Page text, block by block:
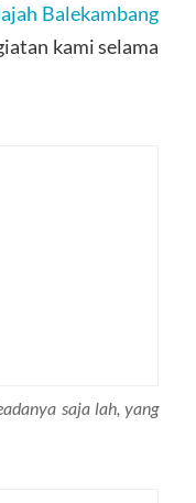
Balekambang
kami selama
saja lah, yang